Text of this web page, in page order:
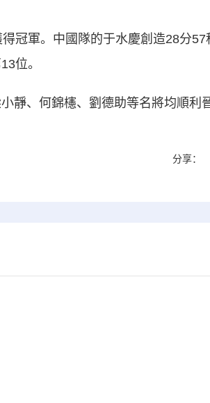
軍。中國隊的于水慶創造28分57
位。
、何錦櫶、劉德助等名將均順利晉
分享：